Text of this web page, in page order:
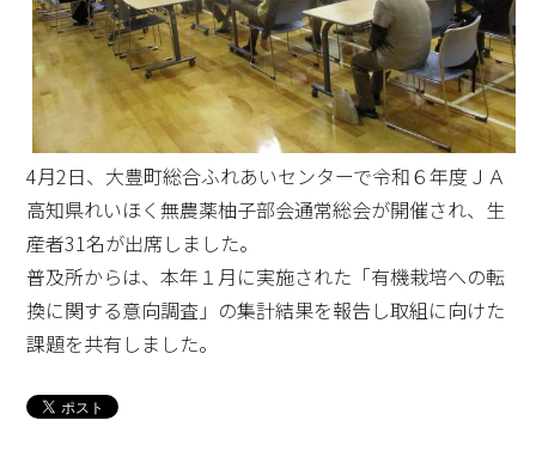
4月2日、大豊町総合ふれあいセンターで令和６年度ＪＡ
高知県れいほく無農薬柚子部会通常総会が開催され、生
産者31名が出席しました。
普及所からは、本年１月に実施された「有機栽培への転
換に関する意向調査」の集計結果を報告し取組に向けた
課題を共有しました。